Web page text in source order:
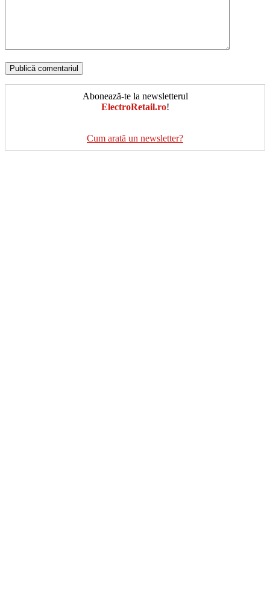
Abonează-te la newsletterul
ElectroRetail.ro!
Cum arată un newsletter?